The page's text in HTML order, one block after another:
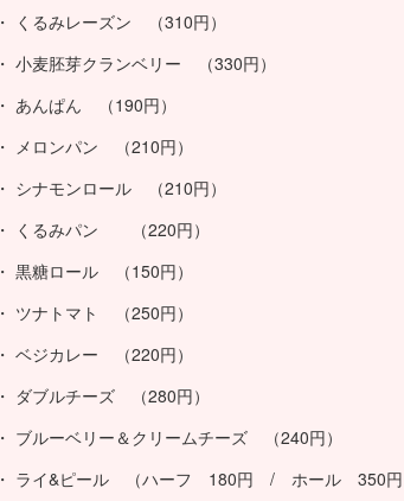
・ くるみレーズン （310円）
・ 小麦胚芽クランベリー （330円）
・ あんぱん （190円）
・ メロンパン （210円）
・ シナモンロール （210円）
・ くるみパン （220円）
・ 黒糖ロール （150円）
・ ツナトマト （250円）
・ ベジカレー （220円）
・ ダブルチーズ （280円）
・ ブルーベリー＆クリームチーズ （240円）
・ ライ&ピール （ハーフ 180円 / ホール 350円